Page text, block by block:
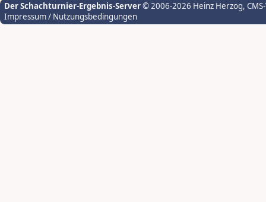
Der Schachturnier-Ergebnis-Server© 2006-2026 Heinz Herzog,
Impressum / Nutzungsbedingungen